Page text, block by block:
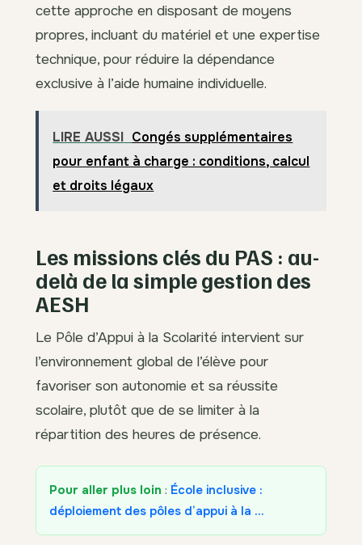
cette approche en disposant de moyens
propres, incluant du matériel et une expertise
technique, pour réduire la dépendance
exclusive à l’aide humaine individuelle.
LIRE AUSSI Congés supplémentaires
pour enfant à charge : conditions, calcul
et droits légaux
Les missions clés du PAS : au-
delà de la simple gestion des
AESH
Le Pôle d’Appui à la Scolarité intervient sur
l’environnement global de l’élève pour
favoriser son autonomie et sa réussite
scolaire, plutôt que de se limiter à la
répartition des heures de présence.
Pour aller plus loin : École inclusive :
déploiement des pôles d’appui à la …